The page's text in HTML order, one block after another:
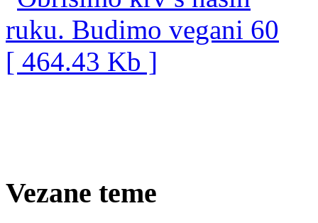
Vezane teme